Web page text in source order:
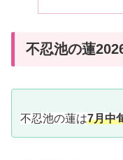
不忍池の蓮
不忍池の蓮は7月中